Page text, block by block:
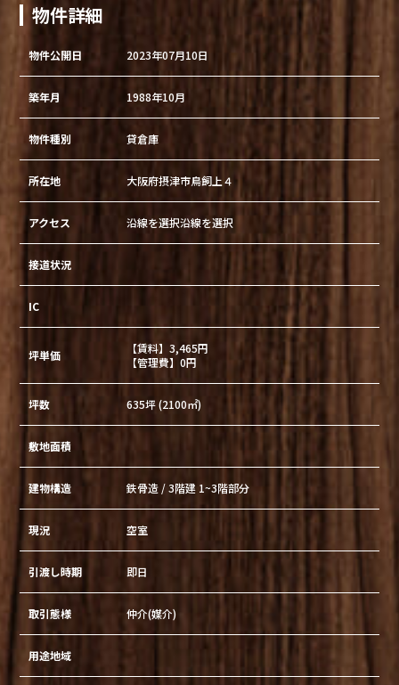
物件詳細
物件公開日 2023年07月10日
築年月 1988年10月
物件種別 貸倉庫
所在地 大阪府摂津市鳥飼上４
アクセス 沿線を選択沿線を選択
接道状況
IC
坪単価
【賃料】3,465円
【管理費】0円
坪数 635坪 (2100㎡)
敷地面積
建物構造 鉄骨造 / 3階建 1~3階部分
現況 空室
引渡し時期 即日
取引態様 仲介(媒介)
用途地域